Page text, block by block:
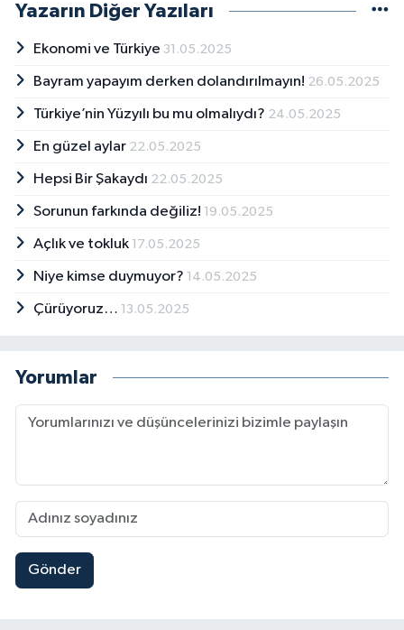
Yazarın Diğer Yazıları
Ekonomi ve Türkiye 31.05.2025
Bayram yapayım derken dolandırılmayın! 26.05.2025
Türkiye’nin Yüzyılı bu mu olmalıydı? 24.05.2025
En güzel aylar 22.05.2025
Hepsi Bir Şakaydı 22.05.2025
Sorunun farkında değiliz! 19.05.2025
Açlık ve tokluk 17.05.2025
Niye kimse duymuyor? 14.05.2025
Çürüyoruz… 13.05.2025
Yorumlar
Gönder